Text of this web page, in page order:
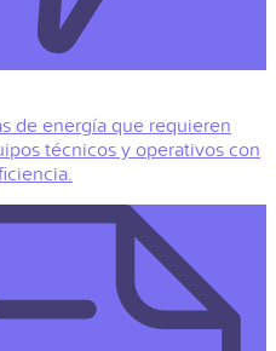
de energía que requieren
técnicos y operativos con